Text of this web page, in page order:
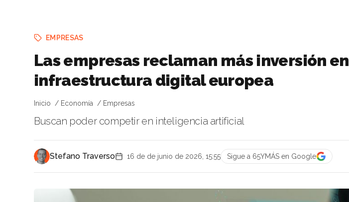
EMPRESAS
Las empresas reclaman más inversión en
infraestructura digital europea
Inicio Economía Empresas
Buscan poder competir en inteligencia artificial
Stefano Traverso 16 de de junio de 2026, 15:55 Sigue a 65YMÁS en Google